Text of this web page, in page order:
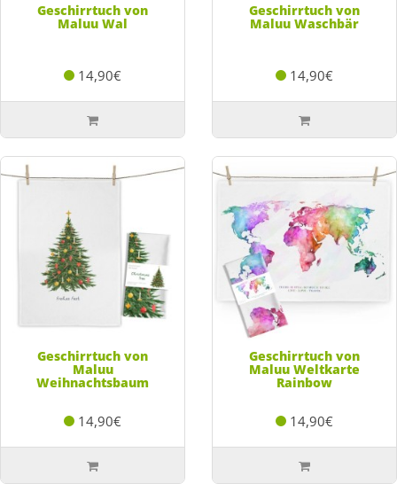
Geschirrtuch von
Maluu Wal
14,90€
Geschirrtuch von
Maluu Waschbär
14,90€
Geschirrtuch von
Maluu
Weihnachtsbaum
14,90€
Geschirrtuch von
Maluu Weltkarte
Rainbow
14,90€